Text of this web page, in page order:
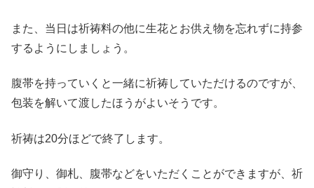
また、当日は祈祷料の他に生花とお供え物を忘れずに持参
するようにしましょう。
腹帯を持っていくと一緒に祈祷していただけるのですが、
包装を解いて渡したほうがよいそうです。
祈祷は20分ほどで終了します。
御守り、御札、腹帯などをいただくことができますが、祈